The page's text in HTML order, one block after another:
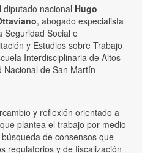
diputado nacional Hugo
, abogado especialista
Seguridad Social e
y Estudios sobre Trabajo
Interdisciplinaria de Altos
Nacional de San Martín
y reflexión orientado a
plantea el trabajo por medio
de consensos que
regulatorios y de fiscalización